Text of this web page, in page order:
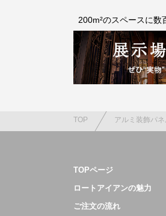
200m²のスペースに数
TOP アルミ装飾パネ
TOPページ
ロートアイアンの魅力
ご注文の流れ